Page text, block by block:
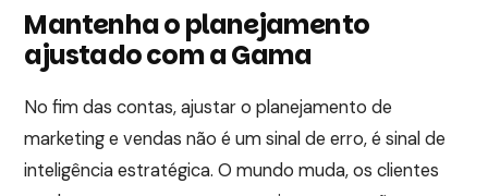
Mantenha o planejamento
ajustado com a Gama
No fim das contas, ajustar o planejamento de
marketing e vendas não é um sinal de erro, é sinal de
inteligência estratégica. O mundo muda, os clientes